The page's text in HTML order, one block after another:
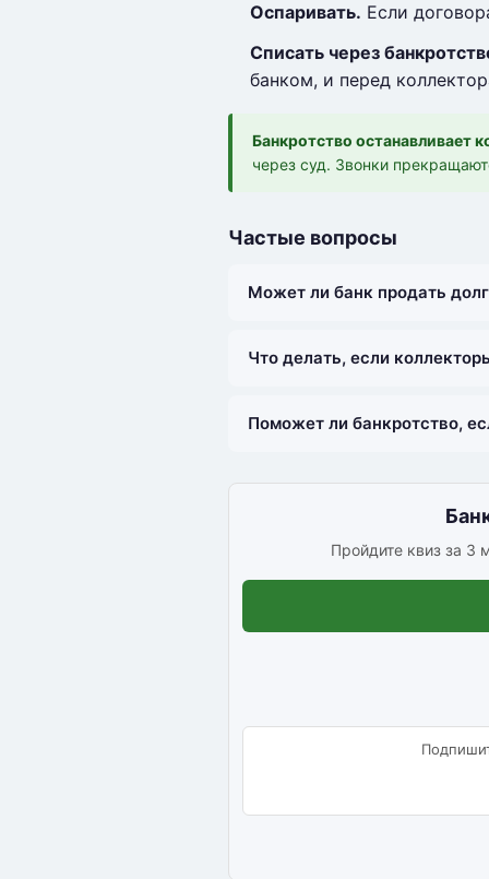
Оспаривать. Если
Списать через
банком, и перед
Банкротство останавливает
через суд. Звонки
Частые вопросы
Может ли банк продать
Что делать, если
Поможет ли банкротство,
Пройдите квиз за 3